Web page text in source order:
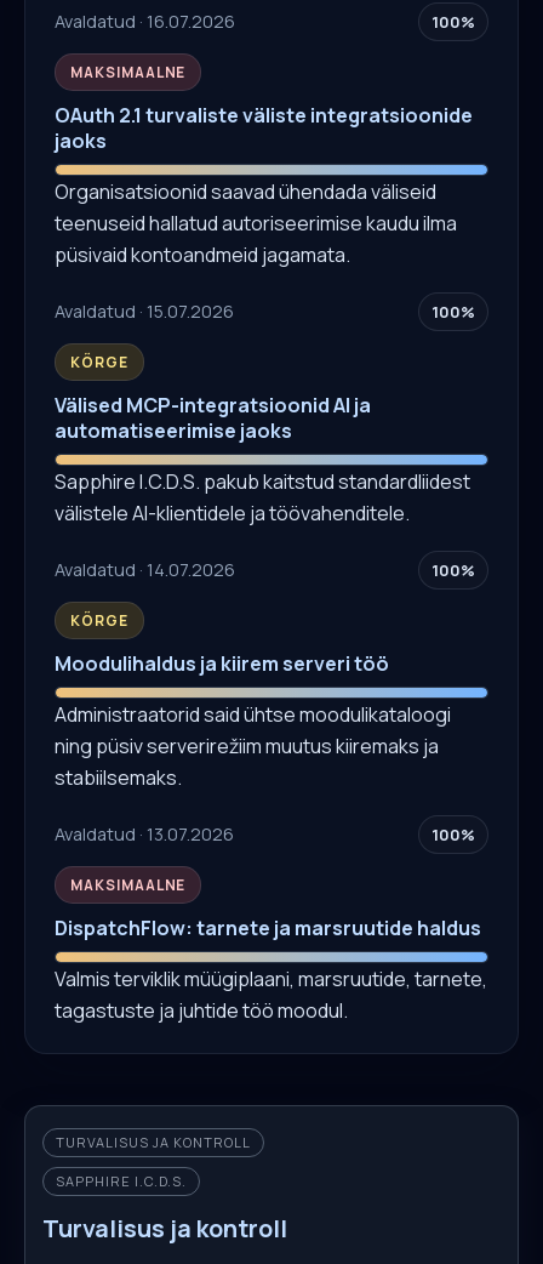
Avaldatud · 16.07.2026 100%
MAKSIMAALNE
OAuth 2.1 turvaliste väliste integratsioonide
jaoks
Organisatsioonid saavad ühendada väliseid
teenuseid hallatud autoriseerimise kaudu ilma
püsivaid kontoandmeid jagamata.
Avaldatud · 15.07.2026 100%
KÕRGE
Välised MCP-integratsioonid AI ja
automatiseerimise jaoks
Sapphire I.C.D.S. pakub kaitstud standardliidest
välistele AI-klientidele ja töövahenditele.
Avaldatud · 14.07.2026 100%
KÕRGE
Moodulihaldus ja kiirem serveri töö
Administraatorid said ühtse moodulikataloogi
ning püsiv serverirežiim muutus kiiremaks ja
stabiilsemaks.
Avaldatud · 13.07.2026 100%
MAKSIMAALNE
DispatchFlow: tarnete ja marsruutide haldus
Valmis terviklik müügiplaani, marsruutide, tarnete,
tagastuste ja juhtide töö moodul.
TURVALISUS JA KONTROLL
SAPPHIRE I.C.D.S.
Turvalisus ja kontroll